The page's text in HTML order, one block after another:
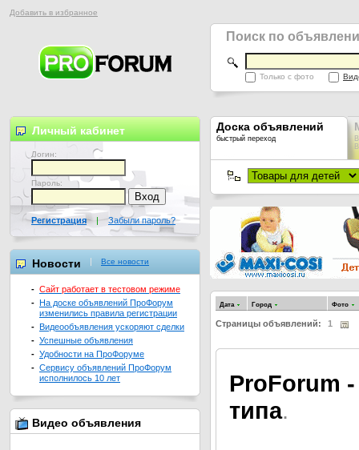
Добавить в избранное
Поиск по
Только с фото
Доска объявлений
быстрый переход
Дата Город Фото
Страницы объявлений: 1
ProForum
типа.
Личный кабинет
Логин:
Пароль:
Регистрация | Забыли пароль?
Новости Все новости
- Сайт работает в тестовом режиме
- На доске объявлений ПроФорум
изменились правила регистрации
- Видеообъявления ускоряют сделки
- Успешные объявления
- Удобности на ПроФоруме
- Сервису объявлений ПроФорум
исполнилось 10 лет
Видео объявления